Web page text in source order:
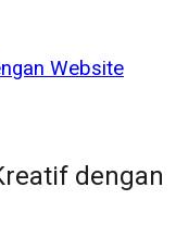
Website
dengan